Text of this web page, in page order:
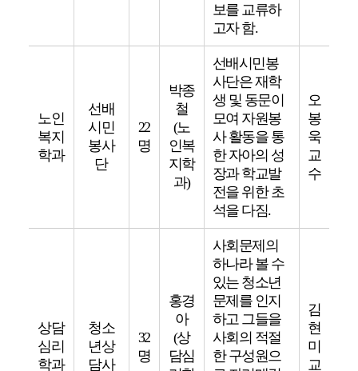
보를 교류하
고자 함.
노인
복지
학과
선배
시민
봉사
단
22
명
박종
철
(노
인복
지학
과)
선배시민봉
사단은 재학
생 및 동문이
모여 자원봉
사 활동을 통
한 자아의 성
장과 학교발
전을 위한 초
석을 다짐.
오
봉
욱
교
수
상담
심리
학과
청소
년상
담사
32
명
홍경
아
(상
담심
사회문제의
하나라 볼 수
있는 청소년
문제를 인지
하고 그들을
사회의 적절
한 구성원으
김
현
미
교